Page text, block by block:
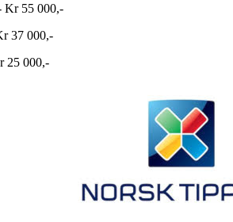
Kr 55 000,-
37 000,-
25 000,-